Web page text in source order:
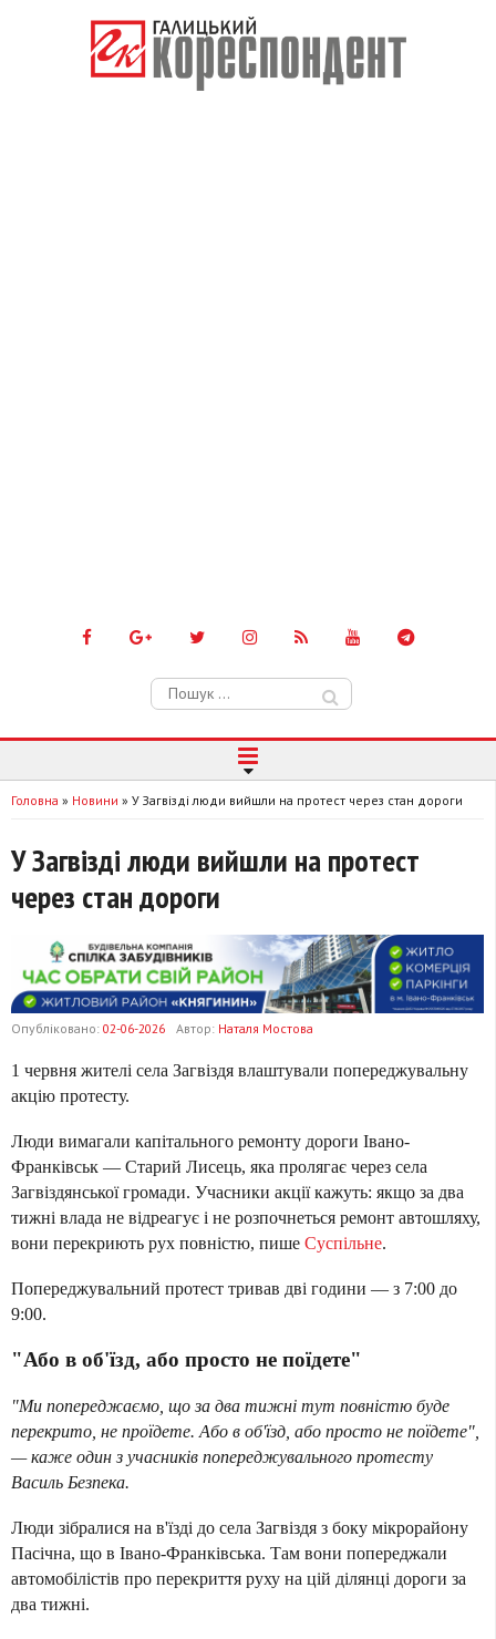
Пошук:
Головна » Новини » У Загвізді люди вийшли на протест через стан дороги
У Загвізді люди вийшли на протест
через стан дороги
Опубліковано: 02-06-2026 Автор: Наталя Мостова
1 червня жителі села Загвіздя влаштували попереджувальну
акцію протесту.
Люди вимагали капітального ремонту дороги Івано-
Франківськ — Старий Лисець, яка пролягає через села
Загвіздянської громади. Учасники акції кажуть: якщо за два
тижні влада не відреагує і не розпочнеться ремонт автошляху,
вони перекриють рух повністю, пише Суспільне.
Попереджувальний протест тривав дві години — з 7:00 до
9:00.
"Або в об'їзд, або просто не поїдете"
"Ми попереджаємо, що за два тижні тут повністю буде
перекрито, не проїдете. Або в об'їзд, або просто не поїдете",
— каже один з учасників попереджувального протесту
Василь Безпека.
Люди зібралися на в'їзді до села Загвіздя з боку мікрорайону
Пасічна, що в Івано-Франківська. Там вони попереджали
автомобілістів про перекриття руху на цій ділянці дороги за
два тижні.